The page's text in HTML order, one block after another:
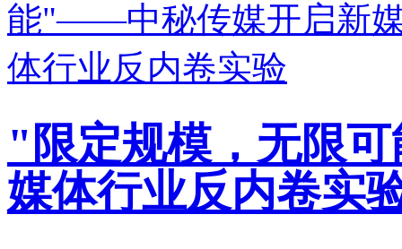
"限定规模，无限
媒体行业反内卷实